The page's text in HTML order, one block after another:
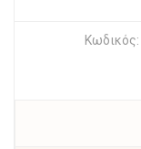
Κωδικός: